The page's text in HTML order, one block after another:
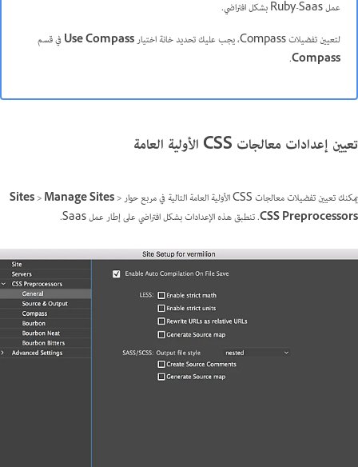
عمل Ruby-Saas بشكل افتراضي.
لتعيين تفضيلات Compass، يجب عليك تحديد خانة اختيار
Use Compassفي قسم
Compass
.
تعيين إعدادات معالجات CSS الأولية العامة
يمكنك تعيين تفضيلات معالجات CSS الأولية العامة التالية في مربع حوار Sites>Manage Sites>
CSS Preprocessors. تنطبق هذه الإعدادات بشكل افتراضي على إطار عمل Saas.